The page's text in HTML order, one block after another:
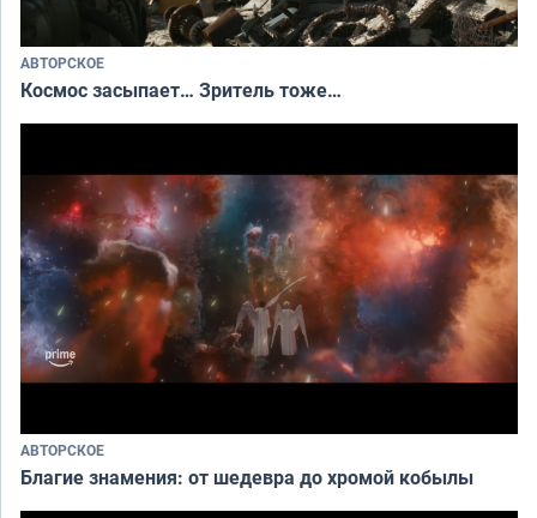
АВТОРСКОЕ
Космос засыпает… Зритель тоже…
АВТОРСКОЕ
Благие знамения: от шедевра до хромой кобылы